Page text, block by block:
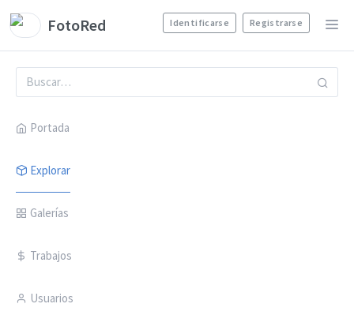
FotoRed Identificarse Registrarse
Portada
Explorar
Galerías
Trabajos
Usuarios